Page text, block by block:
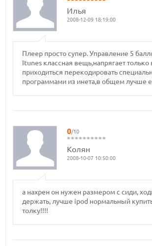
Илья
2008-12-09 18:19:00
Плеер просто супер. Управление 5
Itunes классная вещь,напрягает только
приходиться перекодировать
программами из инета,в общем лучше
0/10
Колян
2008-10-07 10:50:00
а нахрен он нужен размером с сиди,
держать, лучше ipod нормальный
толку!!!!